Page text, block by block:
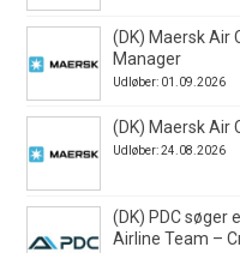
(DK) Maersk Air
Manager
Udløber: 01.09.2026
(DK) Maersk Air
Udløber: 24.08.2026
(DK) PDC søger
Airline Team –